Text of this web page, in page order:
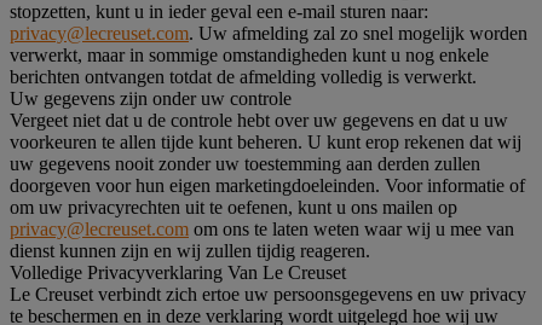
stopzetten, kunt u in ieder geval een e-mail sturen naar:
privacy@lecreuset.com. Uw afmelding zal zo snel mogelijk worden
verwerkt, maar in sommige omstandigheden kunt u nog enkele
berichten ontvangen totdat de afmelding volledig is verwerkt.
Uw gegevens zijn onder uw controle
Vergeet niet dat u de controle hebt over uw gegevens en dat u uw
voorkeuren te allen tijde kunt beheren. U kunt erop rekenen dat wij
uw gegevens nooit zonder uw toestemming aan derden zullen
doorgeven voor hun eigen marketingdoeleinden. Voor informatie of
om uw privacyrechten uit te oefenen, kunt u ons mailen op
privacy@lecreuset.com om ons te laten weten waar wij u mee van
dienst kunnen zijn en wij zullen tijdig reageren.
Volledige Privacyverklaring Van Le Creuset
Le Creuset verbindt zich ertoe uw persoonsgegevens en uw privacy
te beschermen en in deze verklaring wordt uitgelegd hoe wij uw